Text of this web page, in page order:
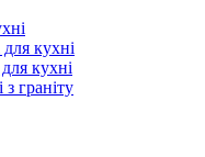
кухні
кухні
з граніту